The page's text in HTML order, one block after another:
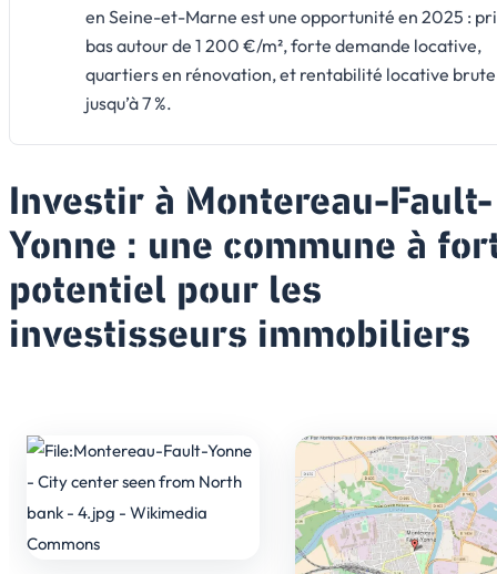
en Seine-et-Marne est une opportunité en 2025 :
bas autour de 1 200 €/m², forte demande locative,
quartiers en rénovation, et rentabilité locative brute
jusqu’à 7 %.
Investir à Montereau-Fault-
Yonne : une commune à
potentiel pour les
investisseurs immobiliers